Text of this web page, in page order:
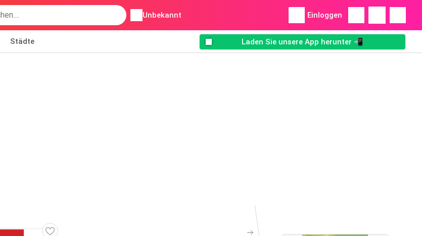
Unbekannt Einloggen
Städte Laden Sie unsere App herunter 📲